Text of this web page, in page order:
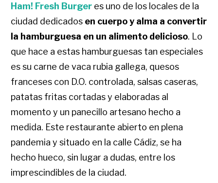
Ham! Fresh Burger es uno de los locales de la
ciudad dedicados en cuerpo y alma a convertir
la hamburguesa en un alimento delicioso. Lo
que hace a estas hamburguesas tan especiales
es su carne de vaca rubia gallega, quesos
franceses con D.O. controlada, salsas caseras,
patatas fritas cortadas y elaboradas al
momento y un panecillo artesano hecho a
medida. Este restaurante abierto en plena
pandemia y situado en la calle Cádiz, se ha
hecho hueco, sin lugar a dudas, entre los
imprescindibles de la ciudad.